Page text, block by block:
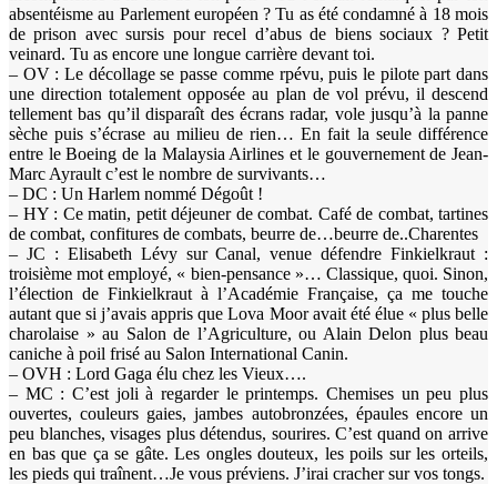
absentéisme au Parlement européen ? Tu as été condamné à 18 mois
de prison avec sursis pour recel d’abus de biens sociaux ? Petit
veinard. Tu as encore une longue carrière devant toi.
– OV : Le décollage se passe comme rpévu, puis le pilote part dans
une direction totalement opposée au plan de vol prévu, il descend
tellement bas qu’il disparaît des écrans radar, vole jusqu’à la panne
sèche puis s’écrase au milieu de rien… En fait la seule différence
entre le Boeing de la Malaysia Airlines et le gouvernement de Jean-
Marc Ayrault c’est le nombre de survivants…
– DC : Un Harlem nommé Dégoût !
– HY : Ce matin, petit déjeuner de combat. Café de combat, tartines
de combat, confitures de combats, beurre de…beurre de..Charentes
– JC : Elisabeth Lévy sur Canal, venue défendre Finkielkraut :
troisième mot employé, « bien-pensance »… Classique, quoi. Sinon,
l’élection de Finkielkraut à l’Académie Française, ça me touche
autant que si j’avais appris que Lova Moor avait été élue « plus belle
charolaise » au Salon de l’Agriculture, ou Alain Delon plus beau
caniche à poil frisé au Salon International Canin.
– OVH : Lord Gaga élu chez les Vieux….
– MC : C’est joli à regarder le printemps. Chemises un peu plus
ouvertes, couleurs gaies, jambes autobronzées, épaules encore un
peu blanches, visages plus détendus, sourires. C’est quand on arrive
en bas que ça se gâte. Les ongles douteux, les poils sur les orteils,
les pieds qui traînent…Je vous préviens. J’irai cracher sur vos tongs.